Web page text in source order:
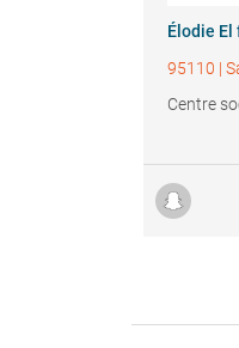
Élodie El
95110 |
Centre